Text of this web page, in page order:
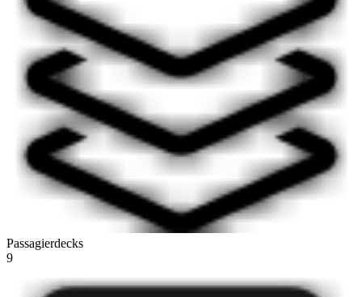
Passagierdecks
9